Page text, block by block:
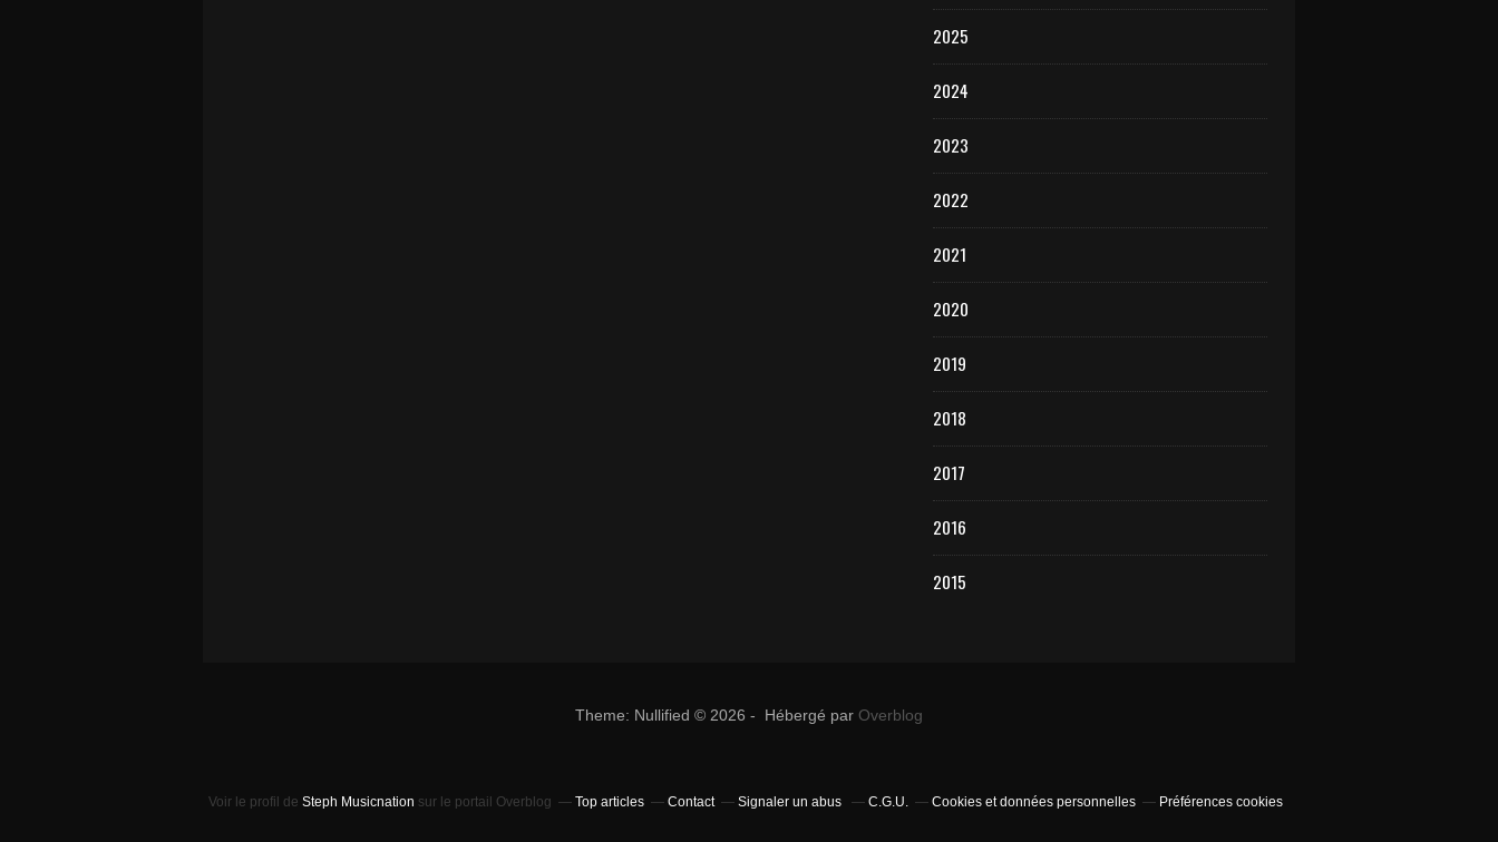
2025
2024
2023
2022
2021
2020
2019
2018
2017
2016
2015
Theme: Nullified © 2026 - Hébergé par Overblog
Voir le profil de Steph Musicnation sur le portail Overblog Top articles Contact Signaler un abus C.G.U. Cookies et données personnelles Préférences cookies